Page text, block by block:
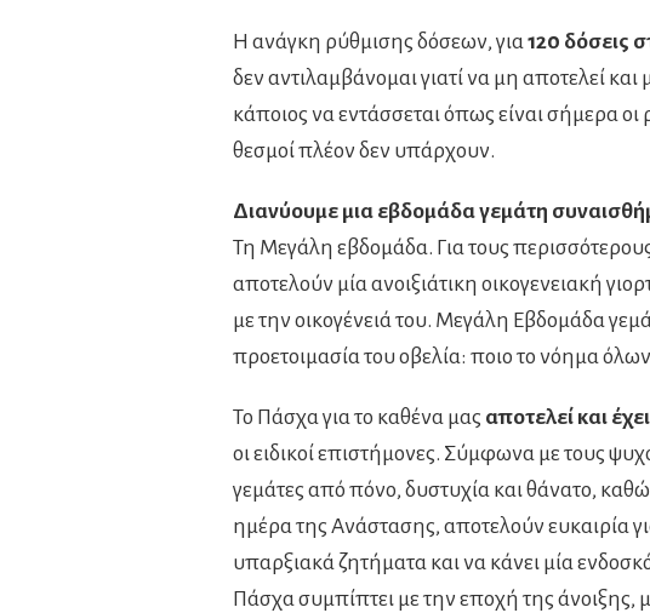
Η ανάγκη ρύθμισης δόσεων, για120 δόσεις
δεν αντιλαμβάνομαι γιατί να μη αποτελεί
κάποιος να εντάσσεται όπως είναι σήμερα
θεσμοί πλέον δεν υπάρχουν.
Διανύουμε μια εβδομάδα γεμάτη
Τη Μεγάλη εβδομάδα. Για τους
αποτελούν μία ανοιξιάτικη οικογενειακή
με την οικογένειά του. Μεγάλη Εβδομάδα
προετοιμασία του οβελία: ποιο το νόημα
Το Πάσχα για το καθένα μας αποτελεί και
οι ειδικοί επιστήμονες. Σύμφωνα με τους
γεμάτες από πόνο, δυστυχία και θάνατο,
ημέρα της Ανάστασης, αποτελούν ευκαιρία
υπαρξιακά ζητήματα και να κάνει μία
Πάσχα συμπίπτει με την εποχή της άνοιξης,